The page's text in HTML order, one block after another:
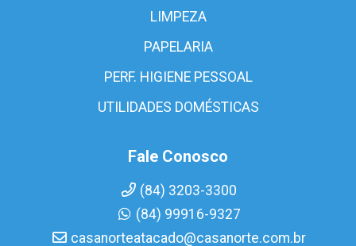
LIMPEZA
PAPELARIA
PERF. HIGIENE PESSOAL
UTILIDADES DOMÉSTICAS
Fale Conosco
(84) 3203-3300
(84) 99916-9327
casanorteatacado@casanorte.com.br